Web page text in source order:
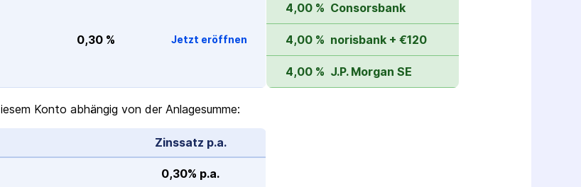
0,30 % Jetzt eröffnen
4,00 % Consorsbank
4,00 % norisbank + €120
4,00 % J.P. Morgan SE
Konto abhängig von der Anlagesumme:
Zinssatz p.a.
0,30% p.a.